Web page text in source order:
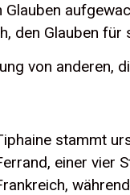
den Glauben für
von anderen,
stammt
einer vier